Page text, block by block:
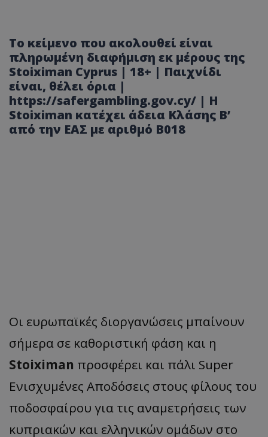
Το κείμενο που ακολουθεί είναι
πληρωμένη διαφήμιση εκ μέρους της
Stoiximan Cyprus | 18+ | Παιχνίδι
είναι, θέλει όρια |
https://safergambling.gov.cy/ | Η
Stoiximan κατέχει άδεια Κλάσης Β’
από την ΕΑΣ με αριθμό B018
Οι ευρωπαϊκές διοργανώσεις μπαίνουν
σήμερα σε καθοριστική φάση και η
Stoiximan προσφέρει και πάλι Super
Ενισχυμένες Αποδόσεις στους φίλους του
ποδοσφαίρου για τις αναμετρήσεις των
κυπριακών και ελληνικών ομάδων στο